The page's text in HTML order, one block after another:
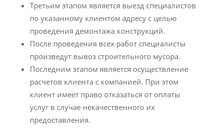
Третьим этапом является выезд специалистов
по указанному клиентом адресу с целью
проведения демонтажа конструкций.
После проведения всех работ специалисты
произведут вывоз строительного мусора.
Последним этапом является осуществление
расчетов клиента с компанией. При этом
клиент имеет право отказаться от оплаты
услуг в случае некачественного их
предоставления.